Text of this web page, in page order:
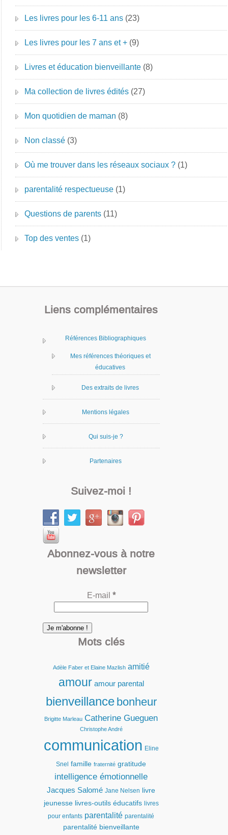
Les livres pour les 6-11 ans (23)
Les livres pour les 7 ans et + (9)
Livres et éducation bienveillante (8)
Ma collection de livres édités (27)
Mon quotidien de maman (8)
Non classé (3)
Où me trouver dans les réseaux sociaux ? (1)
parentalité respectueuse (1)
Questions de parents (11)
Top des ventes (1)
Liens complémentaires
Références Bibliographiques
Mes références théoriques et
éducatives
Des extraits de livres
Mentions légales
Qui suis-je ?
Partenaires
Suivez-moi !
Abonnez-vous à notre
newsletter
E-mail *
Mots clés
Adèle Faber et Elaine Mazlish amitié
amour amour parental
bienveillance bonheur
Brigitte Marleau Catherine Gueguen
Christophe André
communication Eline
Snel famille fraternité gratitude
intelligence émotionnelle
Jacques Salomé Jane Nelsen
livre
jeunesse livres-outils éducatifs livres
pour enfants parentalité parentalité
parentalité bienveillante